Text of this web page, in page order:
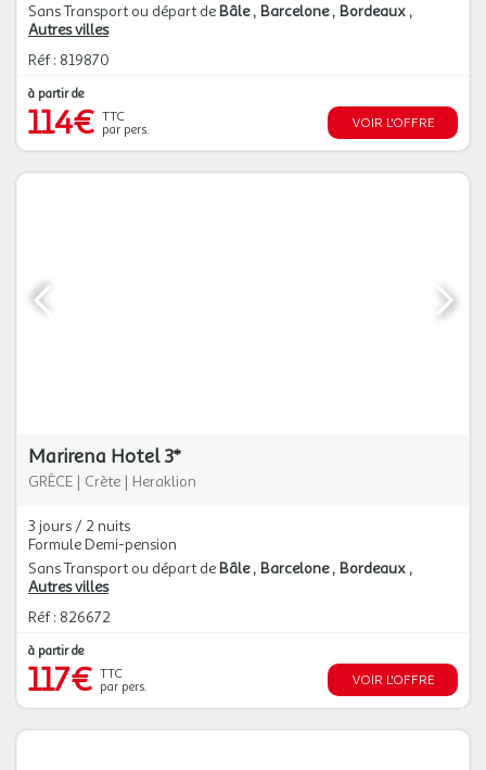
Sans Transport ou départ de Bâle Barcelone Bordeaux
Autres villes
Réf : 819870
à partir de
114€ TTC
par pers.
VOIR L'OFFRE
Marirena Hotel 3*
GRÈCE | Crète | Heraklion
3 jours / 2 nuits
Formule Demi-pension
Sans Transport ou départ de Bâle Barcelone Bordeaux
Autres villes
Réf : 826672
à partir de
117€ TTC
par pers.
VOIR L'OFFRE